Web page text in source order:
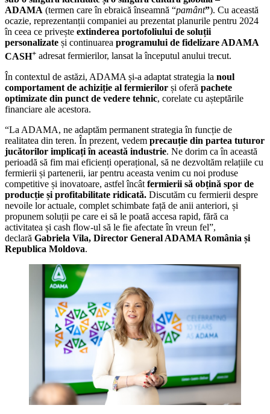
ADAMA (termen care în ebraică înseamnă “pamânt”). Cu această
ocazie, reprezentanții companiei au prezentat planurile pentru 2024
în ceea ce privește extinderea portofoliului de soluții
personalizate și continuarea programului de fidelizare ADAMA
CASH+ adresat fermierilor, lansat la începutul anului trecut.
În contextul de astăzi, ADAMA și-a adaptat strategia la noul
comportament de achiziție al fermierilor și oferă pachete
optimizate din punct de vedere tehnic, corelate cu așteptările
financiare ale acestora.
“La ADAMA, ne adaptăm permanent strategia în funcție de
realitatea din teren. În prezent, vedem precauție din partea tuturor
jucătorilor implicați în această industrie. Ne dorim ca în această
perioadă să fim mai eficienți operațional, să ne dezvoltăm relațiile cu
fermierii și partenerii, iar pentru aceasta venim cu noi produse
competitive și inovatoare, astfel încât fermierii să obțină spor de
producție și profitabilitate ridicată. Discutăm cu fermierii despre
nevoile lor actuale, complet schimbate față de anii anteriori, și
propunem soluții pe care ei să le poată accesa rapid, fără ca
activitatea și cash flow-ul să le fie afectate în vreun fel”,
declară Gabriela Vila, Director General ADAMA România și
Republica Moldova.